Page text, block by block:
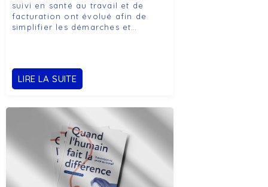
suivi en santé au travail et de
facturation ont évolué afin de
simplifier les démarches et…
LIRE LA SUITE